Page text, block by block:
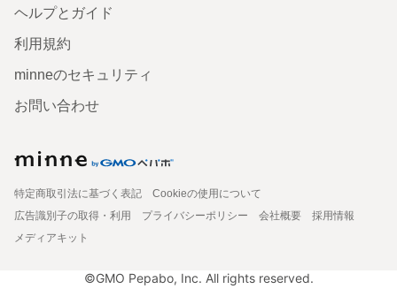
ヘルプとガイド
利用規約
minneのセキュリティ
お問い合わせ
特定商取引法に基づく表記
Cookieの使用について
広告識別子の取得・利用
プライバシーポリシー 会社概要
採用情報
メディアキット
©GMO Pepabo, Inc. All rights reserved.